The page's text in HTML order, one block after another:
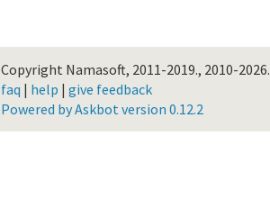
Copyright Namasoft, 2011-2019., 2010-2026.
faq | help | give feedback
Powered by Askbot version 0.12.2